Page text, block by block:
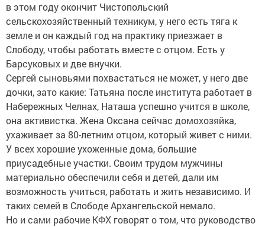
в этом году окончит Чистопольский
сельскохозяйственный техникум, у него есть тяга к
земле и он каждый год на практику приезжает в
Слободу, чтобы работать вместе с отцом. Есть у
Барсуковых и две внучки.
Сергей сыновьями похвастаться не может, у него две
дочки, зато какие: Татьяна после института работает в
Набережных Челнах, Наташа успешно учится в школе,
она активистка. Жена Оксана сейчас домохозяйка,
ухаживает за 80-летним отцом, который живет с ними.
У всех хорошие ухоженные дома, большие
приусадебные участки. Своим трудом мужчины
материально обеспечили себя и детей, дали им
возможность учиться, работать и жить независимо. И
таких семей в Слободе Архангельской немало.
Но и сами рабочие КФХ говорят о том, что руководство